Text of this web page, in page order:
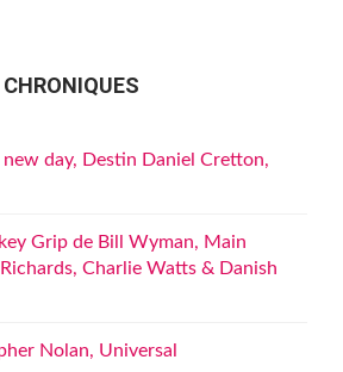
day, Destin Daniel Cretton,
Grip de Bill Wyman, Main
Charlie Watts & Danish
Nolan, Universal